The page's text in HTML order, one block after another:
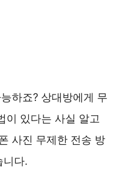
하죠? 상대방에게 무
이 있다는 사실 알고
사진 무제한 전송 방
니다.